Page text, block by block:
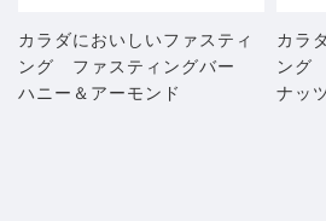
カラダにおいしいファスティ
ング ファスティングバー
ハニー＆アーモンド
カラ
ング
ナッ